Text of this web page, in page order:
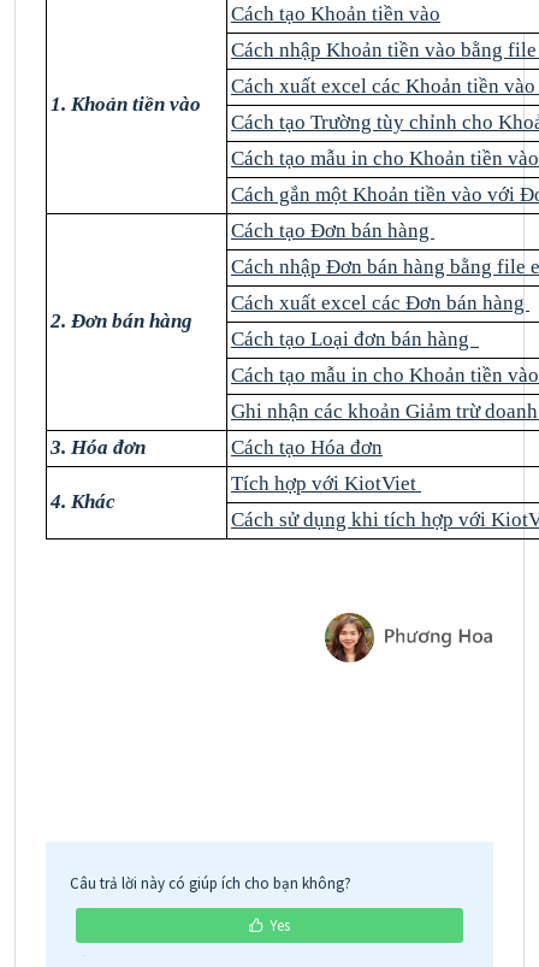
1. Khoản tiền vào
Cách tạo Khoản tiền vào
Cách nhập Khoản tiền vào bằng
Cách xuất excel các Khoản tiền vào
Cách tạo Trường tùy chỉnh cho
Cách tạo mẫu in cho Khoản tiền
Cách gắn một Khoản tiền vào với
2. Đơn bán hàng
Cách tạo Đơn bán hàng
Cách nhập Đơn bán hàng bằng file
Cách xuất excel các Đơn bán hàng
Cách tạo Loại đơn bán hàng
Cách tạo mẫu in cho Khoản tiền
Ghi nhận các khoản Giảm trừ
3. Hóa đơn
Cách tạo Hóa đơn
4. Khác
Tích hợp với KiotViet
Cách sử dụng khi tích hợp với
Câu trả lời này có giúp ích cho bạn không?
Yes